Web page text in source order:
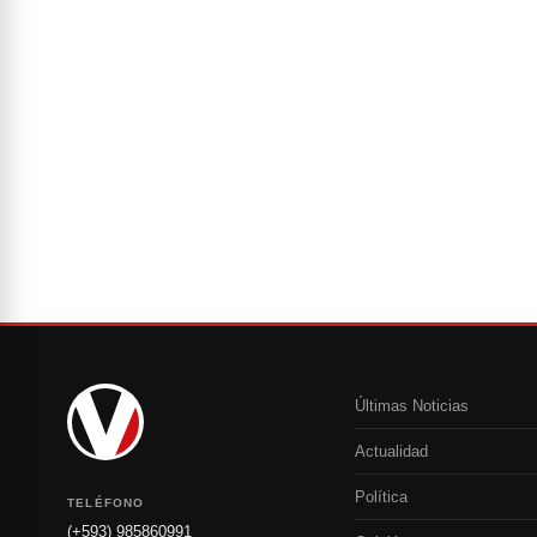
TELÉFONO
(+593) 985860991
Últimas Noticias
Actualidad
Política